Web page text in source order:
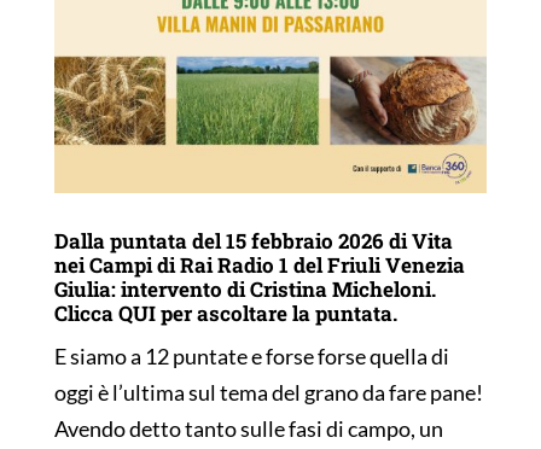
Dalla puntata del 15 febbraio 2026 di Vita
nei Campi di Rai Radio 1 del Friuli Venezia
Giulia: intervento di Cristina Micheloni.
CliccaQUIper ascoltare la puntata.
E siamo a 12 puntate e forse forse quella di
oggi è l’ultima sul tema del grano da fare pane!
Avendo detto tanto sulle fasi di campo, un